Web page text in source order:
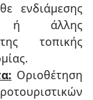
ενδιάμεσης
ή άλλης
τοπικής
Οριοθέτηση